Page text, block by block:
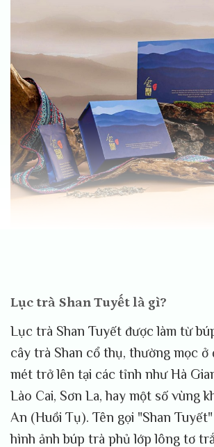
Lục trà Shan Tuyết là gì?
Lục trà Shan Tuyết được làm từ
cây trà Shan cổ thụ, thường mọc ở
mét trở lên tại các tỉnh như Hà
Lào Cai, Sơn La, hay một số vùng
An (Huồi Tụ). Tên gọi "Shan
hình ảnh búp trà phủ lớp lông tơ